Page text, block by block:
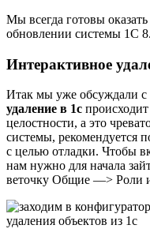
Мы всегда готовы
обновлении системы 1С
Интерактивное
Итак мы уже обсуждали с
удаление в 1с
целостности, а это
системы, рекомендуется
с целью отладки. Чтобы
нам нужно для начала
веточку Общие —> Роли